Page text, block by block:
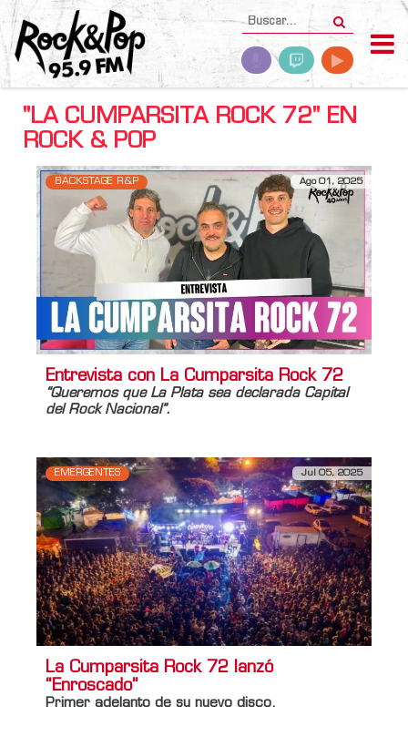
"LA CUMPARSITA ROCK 72" EN
ROCK & POP
BACKSTAGE R&P Ago 01, 2025
Entrevista con La Cumparsita Rock 72
“Queremos que La Plata sea declarada Capital
del Rock Nacional”.
EMERGENTES Jul 05, 2025
La Cumparsita Rock 72 lanzó
“Enroscado”
Primer adelanto de su nuevo disco.